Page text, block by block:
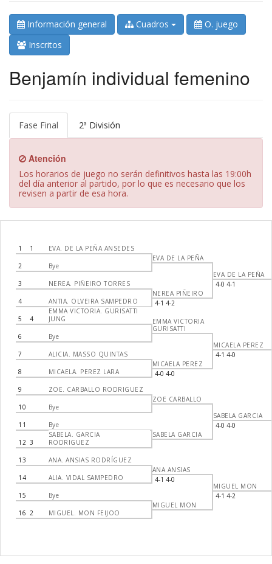
Información general Cuadros
O. juego
Inscritos
Benjamín individual femenino
Fase Final 2ª División
Atención
Los horarios de juego no serán definitivos hasta las 19:00h
del día anterior al partido, por lo que es necesario que los
revisen a partir de esa hora.
1 1 EVA. DE LA PEÑA ANSEDES
2 Bye
3 NEREA. PIÑEIRO TORRES
4 ANTIA. OLVEIRA SAMPEDRO
5 4
EMMA VICTORIA. GURISATTI
JUNG
6 Bye
7 ALICIA. MASSO QUINTAS
8 MICAELA. PEREZ LARA
9 ZOE. CARBALLO RODRIGUEZ
10 Bye
11 Bye
12 3
SABELA. GARCIA
RODRIGUEZ
13 ANA. ANSIAS RODRÍGUEZ
14 ALIA. VIDAL SAMPEDRO
15 Bye
16 2 MIGUEL. MON FEIJOO
EVA DE LA PEÑA
NEREA PIÑEIRO
4-1 4-2
EMMA VICTORIA
GURISATTI
MICAELA PEREZ
4-0 4-0
ZOE CARBALLO
SABELA GARCIA
ANA ANSIAS
4-1 4-0
MIGUEL MON
EVA DE LA PEÑA
4-0 4-1
MICAELA PEREZ
4-1 4-0
SABELA GARCIA
4-0 4-0
MIGUEL MON
4-1 4-2